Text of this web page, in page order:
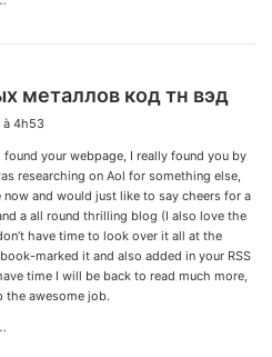
металлов код тн вэд
:
à 4h53
found your webpage, I really found you by
researching on Aol for something else,
now and would just like to say cheers for a
a all round thrilling blog (I also love the
have time to look over it all at the
marked it and also added in your RSS
time I will be back to read much more,
the awesome job.